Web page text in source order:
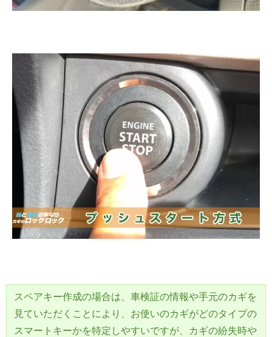
スペアキー作成の場合は、車検証の情報や手元のカギを
見ていただくことにより、お使いのカギがどのタイプの
スマートキーかを特定しやすいですが、カギの紛失時や